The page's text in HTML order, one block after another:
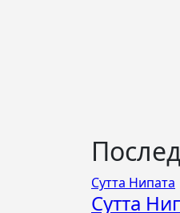
Сутта Нипата
Сутта